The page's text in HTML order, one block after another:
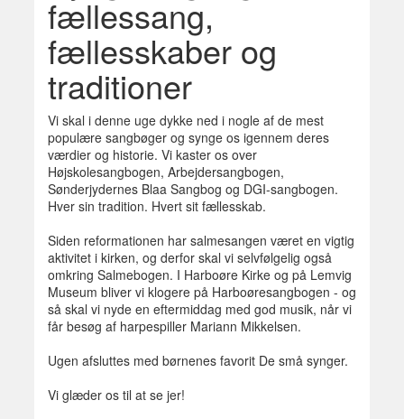
fællessang,
fællesskaber og
traditioner
Vi skal i denne uge dykke ned i nogle af de mest
populære sangbøger og synge os igennem deres
værdier og historie. Vi kaster os over
Højskolesangbogen, Arbejdersangbogen,
Sønderjydernes Blaa Sangbog og DGI-sangbogen.
Hver sin tradition. Hvert sit fællesskab.
Siden reformationen har salmesangen været en vigtig
aktivitet i kirken, og derfor skal vi selvfølgelig også
omkring Salmebogen. I Harboøre Kirke og på Lemvig
Museum bliver vi klogere på Harboøresangbogen - og
så skal vi nyde en eftermiddag med god musik, når vi
får besøg af harpespiller Mariann Mikkelsen.
Ugen afsluttes med børnenes favorit De små synger.
Vi glæder os til at se jer!